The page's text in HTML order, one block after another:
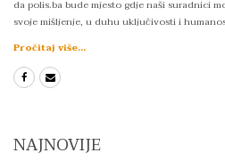
da polis.ba bude mjesto gdje naši suradnici
svoje mišljenje, u duhu uključivosti i
Pročitaj više...
NAJNOVIJE